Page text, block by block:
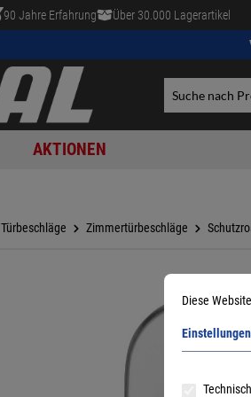
90 Jahre Erfahrung Über 30.000 Lagerartikel
AKTIONEN
Türbeschläge Zimmertürbeschläge
Diese
Einstellungen